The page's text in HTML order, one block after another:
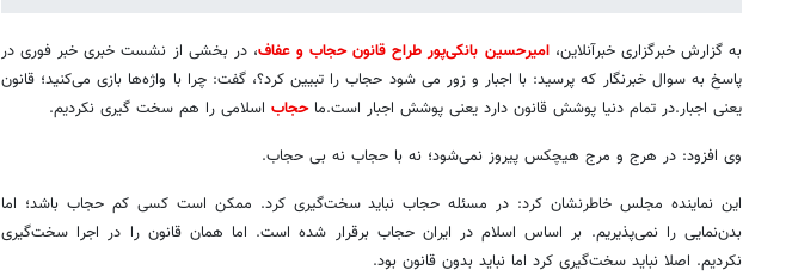
به گزارش خبرگزاری خبرآنلاین،امیرحسین بانکی‌پور طراح قانون حجاب و عفاف، در بخشی از نشست خبری خبر فوری در
پاسخ به سوال خبرنگار که پرسید: با اجبار و زور می شود حجاب را تبیین کرد؟، گفت: چرا با واژه‌ها بازی می‌کنید؛ قانون
یعنی اجبار.در تمام دنیا پوشش قانون دارد یعنی پوشش اجبار است.ماحجاب اسلامی را هم سخت گیری نکردیم.
وی افزود: در هرج و مرج هیچکس پیروز نمی‌شود؛ نه با حجاب نه بی حجاب.
این نماینده مجلس خاطرنشان کرد: در مسئله حجاب نباید سخت‌گیری کرد. ممکن است کسی کم حجاب باشد؛ اما
بدن‌نمایی را نمی‌پذیریم. بر اساس اسلام در ایران حجاب برقرار شده است. اما همان قانون را در اجرا سخت‌گیری
نکردیم. اصلا نباید سخت‌گیری کرد اما نباید بدون قانون بود.